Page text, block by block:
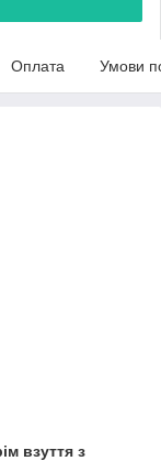
Оплата Умови
взуття з